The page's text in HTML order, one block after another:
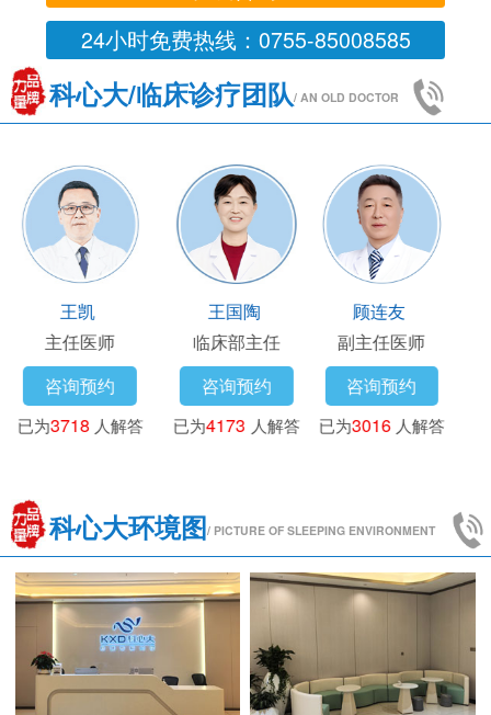
24小时免费热线：0755-85008585
科心大/临床诊疗团队/ AN OLD DOCTOR
王凯
主任医师
咨询预约
已为3718 人解答
王国陶
临床部主任
咨询预约
已为4173 人解答
顾连友
副主任医师
咨询预约
已为3016 人解答
科心大环境图/ PICTURE OF SLEEPING ENVIRONMENT